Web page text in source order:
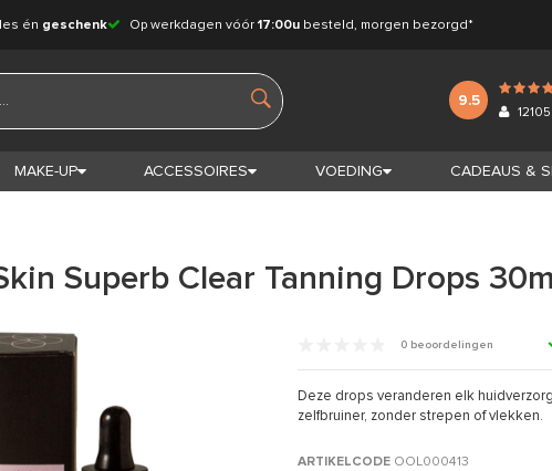
én geschenk Op werkdagen vóór 17:00u besteld, morgen bezorgd*
9.5
12105
MAKE-UP ACCESSOIRES VOEDING CADEAUS &
Superb Clear Tanning Drops 30ml
0 beoordelingen
Deze drops veranderen elk
zelfbruiner, zonder strepen of vlekken.
ARTIKELCODE OOL000413